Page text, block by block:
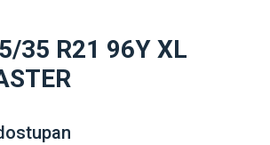
35 R21 96Y XL